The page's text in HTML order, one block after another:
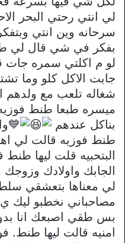
لي انتي رحتي البحر
سرحانه وين انتي
بفكر في شي قال لي
لو م اكلتي سمره
جابت الاكل كلو وما
شغاله تلعب مع ولدهم
ميسره طبعا طنط
بناكل عندهم
طنط فوزيه قالت لي
البتحبيه قلت ليها
الجابك واولادك
لي معناها بتعشقي
مصاحباني نخطبو ليك
بس طقي اصبعك انا
امنيه قالت ليها